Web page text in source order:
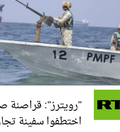
"رويترز": قراصنة
اختطفوا سفينة